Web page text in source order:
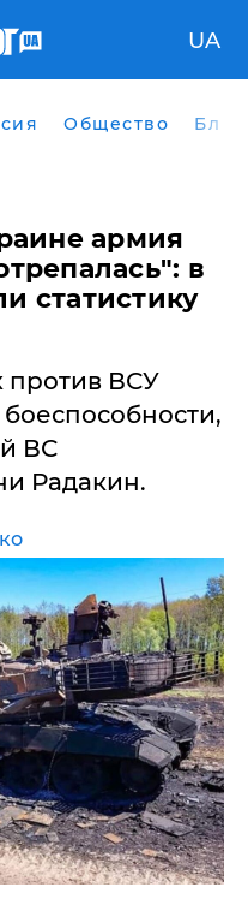
UA
Общество
армия
в
статистику
против ВСУ
ВС
Радакин.